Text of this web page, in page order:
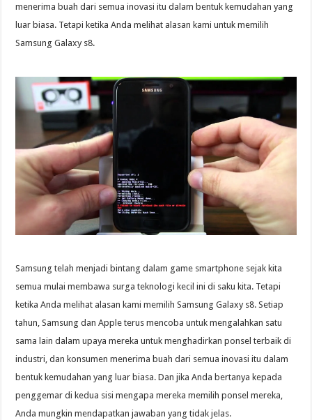
menerima buah dari semua inovasi itu dalam bentuk kemudahan yang
luar biasa. Tetapi ketika Anda melihat alasan kami untuk memilih
Samsung Galaxy s8.
Samsung telah menjadi bintang dalam game smartphone sejak kita
semua mulai membawa surga teknologi kecil ini di saku kita. Tetapi
ketika Anda melihat alasan kami memilih Samsung Galaxy s8. Setiap
tahun, Samsung dan Apple terus mencoba untuk mengalahkan satu
sama lain dalam upaya mereka untuk menghadirkan ponsel terbaik di
industri, dan konsumen menerima buah dari semua inovasi itu dalam
bentuk kemudahan yang luar biasa. Dan jika Anda bertanya kepada
penggemar di kedua sisi mengapa mereka memilih ponsel mereka,
Anda mungkin mendapatkan jawaban yang tidak jelas.